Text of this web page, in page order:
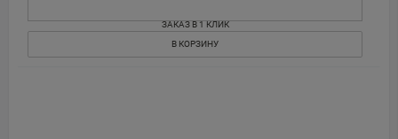
ЗАКАЗ В 1 КЛИК
В КОРЗИНУ